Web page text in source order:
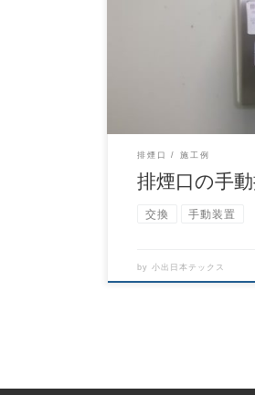
撮影：平成24年7月25
装置を交換する作業
排煙口 施工例
排煙口の手
交換 手動装置
by小出日本テックス